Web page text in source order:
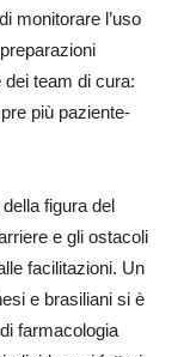
monitorare l’uso
team di cura:
più paziente-
figura del
e gli ostacoli
facilitazioni. Un
e brasiliani si è
farmacologia